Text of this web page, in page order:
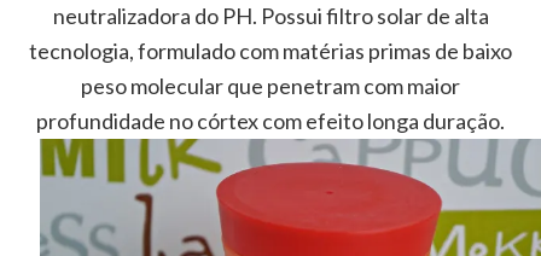
neutralizadora do PH. Possui filtro solar de alta
tecnologia, formulado com matérias primas de baixo
peso molecular que penetram com maior
profundidade no córtex com efeito longa duração.